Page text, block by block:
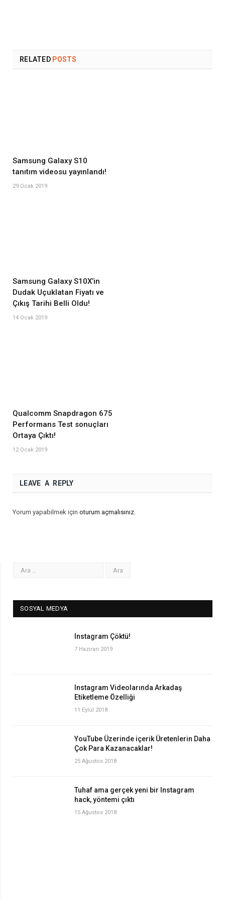
RELATEDPOSTS
Samsung Galaxy S10
tanıtım videosu yayınlandı!
29 Ocak 2019
Samsung Galaxy S10X’in
Dudak Uçuklatan Fiyatı ve
Çıkış Tarihi Belli Oldu!
14 Ocak 2019
Qualcomm Snapdragon 675
Performans Test sonuçları
Ortaya Çıktı!
12 Ocak 2019
LEAVE A REPLY
Yorum yapabilmek için oturum açmalısınız
SOSYAL MEDYA
Instagram Çöktü!
7 Haziran 2019
Instagram Videolarında Arkadaş
Etiketleme Özelliği
11 Eylül 2018
YouTube Üzerinde içerik Üretenlerin Daha
Çok Para Kazanacaklar!
25 Ağustos 2018
Tuhaf ama gerçek yeni bir Instagram
hack, yöntemi çıktı
15 Ağustos 2018